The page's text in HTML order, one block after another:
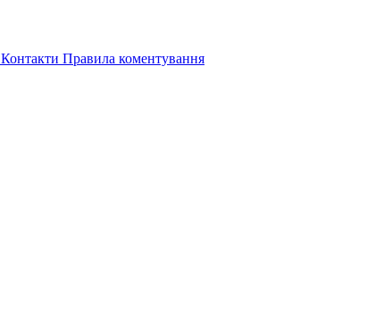
Контакти Правила коментування